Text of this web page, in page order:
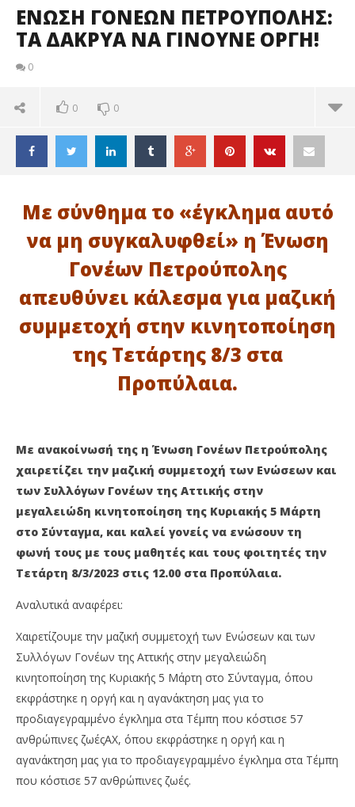
ΕΝΩΣΗ ΓΟΝΕΩΝ ΠΕΤΡΟΥΠΟΛΗΣ:
ΤΑ ΔΑΚΡΥΑ ΝΑ ΓΙΝΟΥΝΕ ΟΡΓΗ!
0
0 0
ΔΙΑΒΑΖΕΤΕ ΤΩΡΑ
ΓΙΝΟΥΝΕ ΟΡΓΗ!
Μαρτίου
2023
maxitis-
online
Με σύνθημα το «έγκλημα αυτό
να μη συγκαλυφθεί» η Ένωση
Γονέων Πετρούπολης
απευθύνει κάλεσμα για μαζική
συμμετοχή στην κινητοποίηση
της Τετάρτης 8/3 στα
Προπύλαια.
Με ανακοίνωσή της η Ένωση Γονέων Πετρούπολης
χαιρετίζει την μαζική συμμετοχή των Ενώσεων και
των Συλλόγων Γονέων της Αττικής στην
μεγαλειώδη κινητοποίηση της Κυριακής 5 Μάρτη
στο Σύνταγμα, και καλεί γονείς να ενώσουν τη
φωνή τους με τους μαθητές και τους φοιτητές την
Τετάρτη 8/3/2023 στις 12.00 στα Προπύλαια.
Αναλυτικά αναφέρει:
Χαιρετίζουμε την μαζική συμμετοχή των Ενώσεων και των
Συλλόγων Γονέων της Αττικής στην μεγαλειώδη
κινητοποίηση της Κυριακής 5 Μάρτη στο Σύνταγμα, όπου
εκφράστηκε η οργή και η αγανάκτηση μας για το
προδιαγεγραμμένο έγκλημα στα Τέμπη που κόστισε 57
ανθρώπινες ζωέςAX, όπου εκφράστηκε η οργή και η
αγανάκτηση μας για το προδιαγεγραμμένο έγκλημα στα Τέμπη
που κόστισε 57 ανθρώπινες ζωές.